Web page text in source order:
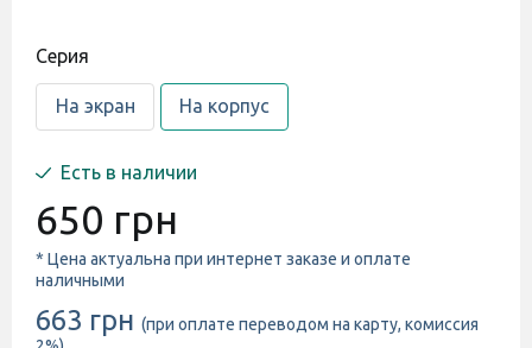
Cерия
На экран На корпус
Есть в наличии
650 грн
* Цена актуальна при интернет заказе и оплате
наличными
663 грн (при оплате переводом на карту, комиссия